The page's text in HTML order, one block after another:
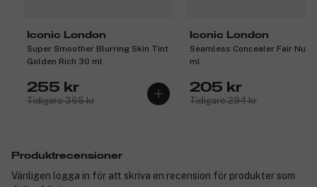
Iconic London
Super Smoother Blurring Skin Tint
Golden Rich 30 ml
255 kr
Tidigare 365 kr
Iconic London
Seamless Concealer Fair
ml
205 kr
Tidigare 294 kr
Produktrecensioner
Vänligen logga in för att skriva en recension för produkter som